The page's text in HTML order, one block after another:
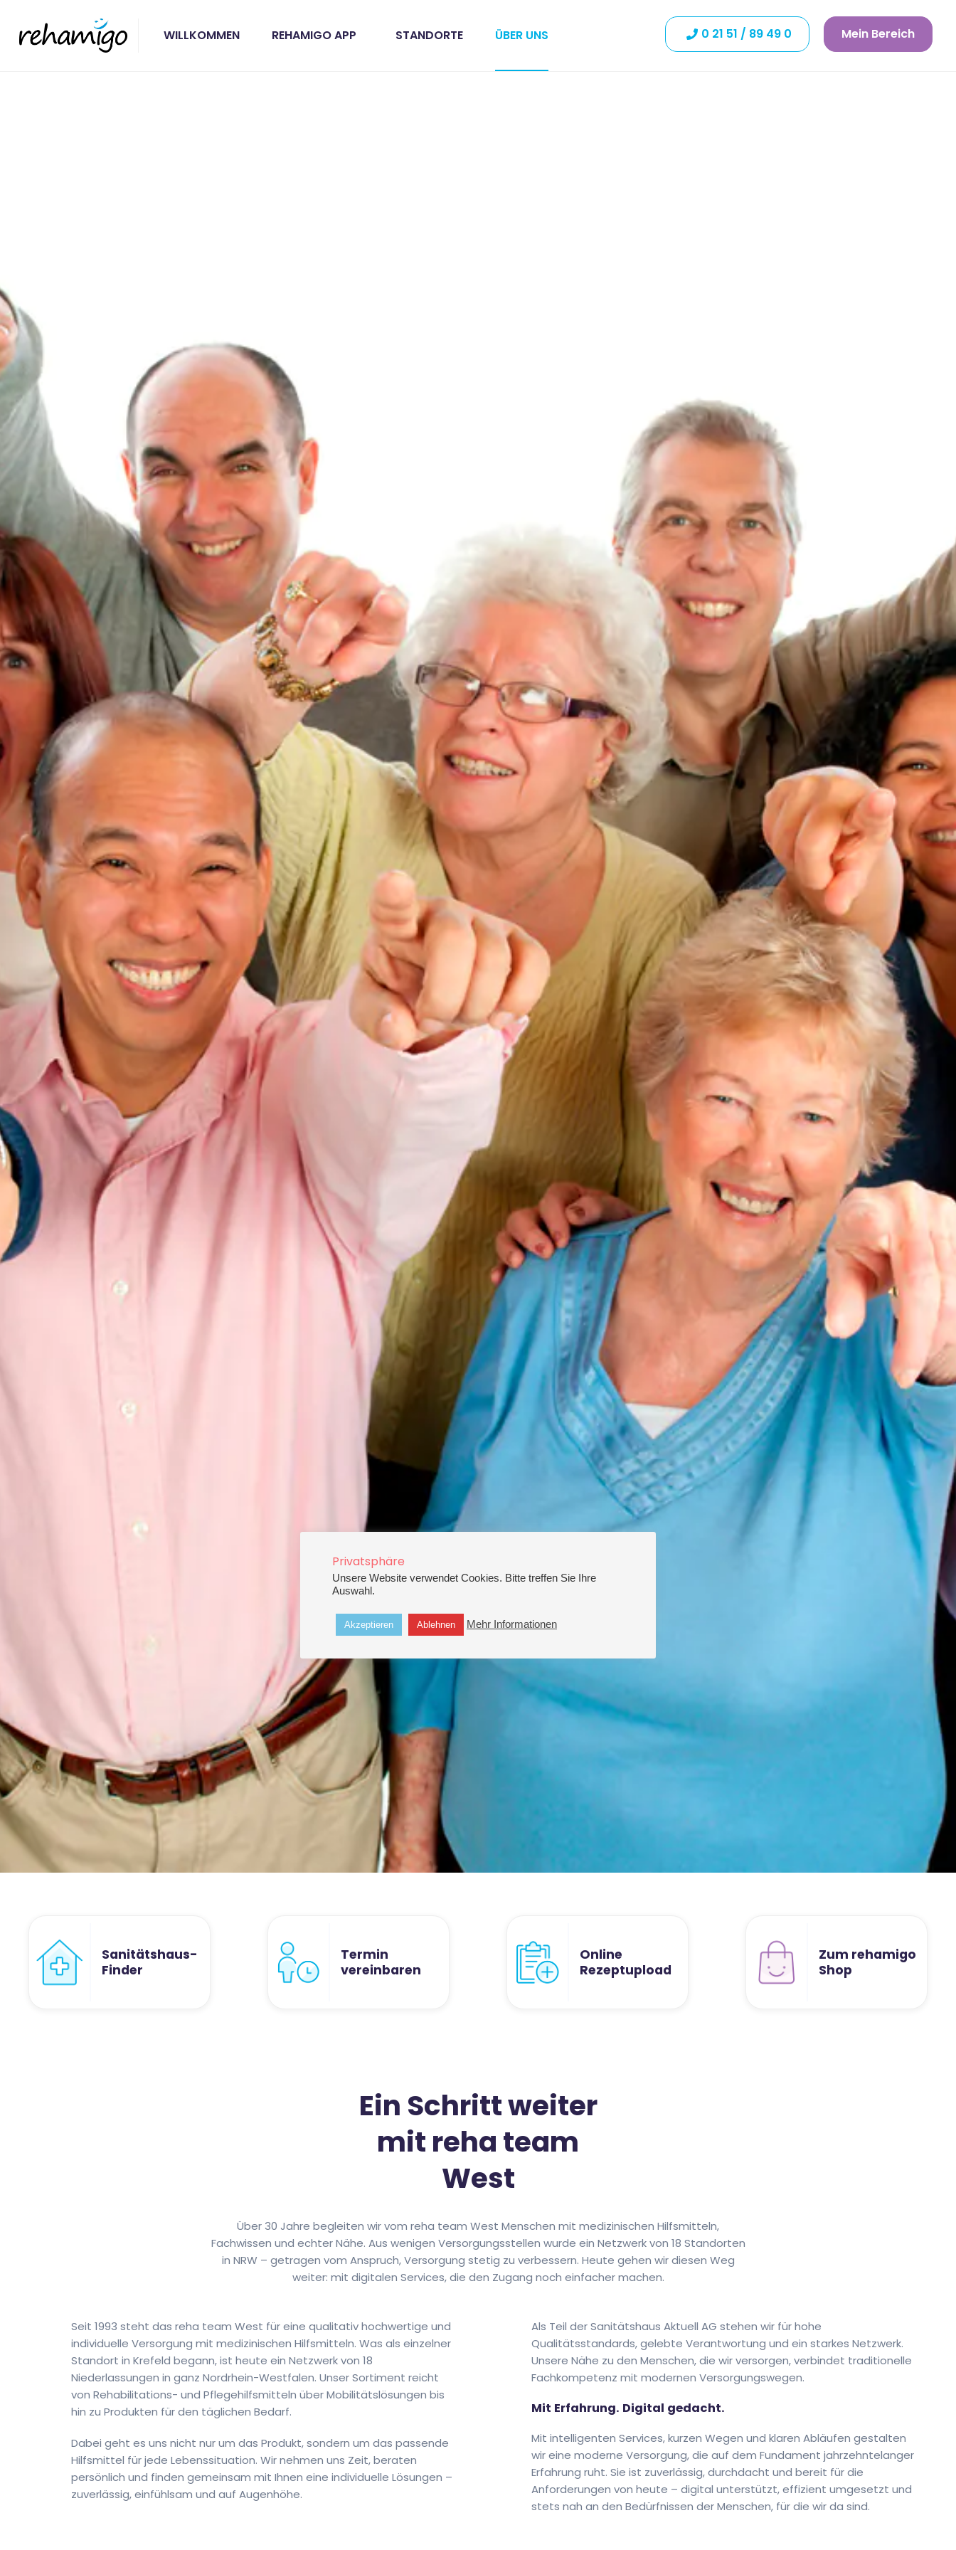
WILLKOMMEN REHAMIGO APP STANDORTE ÜBER UNS 0 21 51 / 89 49 0 Mein Bereich
Sanitätshaus-
Finder
Termin
vereinbaren
Online
Rezeptupload
Zum rehamigo
Shop
Ein Schritt weiter
mit reha team
West
Über 30 Jahre begleiten wir vom reha team West Menschen mit medizinischen Hilfsmitteln,
Fachwissen und echter Nähe. Aus wenigen Versorgungsstellen wurde ein Netzwerk von 18 Standorten
in NRW – getragen vom Anspruch, Versorgung stetig zu verbessern. Heute gehen wir diesen Weg
weiter: mit digitalen Services, die den Zugang noch einfacher machen.
Seit 1993 steht das reha team West für eine qualitativ hochwertige und
individuelle Versorgung mit medizinischen Hilfsmitteln. Was als einzelner
Standort in Krefeld begann, ist heute ein Netzwerk von 18
Niederlassungen in ganz Nordrhein-Westfalen. Unser Sortiment reicht
von Rehabilitations- und Pflegehilfsmitteln über Mobilitätslösungen bis
hin zu Produkten für den täglichen Bedarf.
Dabei geht es uns nicht nur um das Produkt, sondern um das passende
Hilfsmittel für jede Lebenssituation. Wir nehmen uns Zeit, beraten
persönlich und finden gemeinsam mit Ihnen eine individuelle Lösungen –
zuverlässig, einfühlsam und auf Augenhöhe.
Als Teil der Sanitätshaus Aktuell AG stehen wir für hohe
Qualitätsstandards, gelebte Verantwortung und ein starkes Netzwerk.
Unsere Nähe zu den Menschen, die wir versorgen, verbindet traditionelle
Fachkompetenz mit modernen Versorgungswegen.
Mit Erfahrung. Digital gedacht.
Mit intelligenten Services, kurzen Wegen und klaren Abläufen gestalten
wir eine moderne Versorgung, die auf dem Fundament jahrzehntelanger
Erfahrung ruht. Sie ist zuverlässig, durchdacht und bereit für die
Anforderungen von heute – digital unterstützt, effizient umgesetzt und
stets nah an den Bedürfnissen der Menschen, für die wir da sind.
Privatsphäre
Unsere Website verwendet Cookies. Bitte treffen Sie Ihre
Auswahl.
Akzeptieren Ablehnen Mehr Informationen